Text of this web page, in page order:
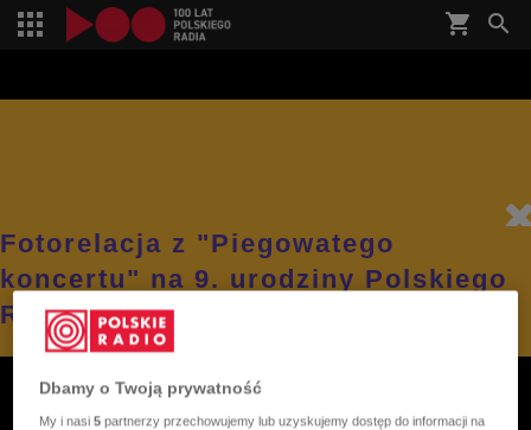
shopping_cart 

Fotorelacja z "Piegowatego
koncertu" na 9. urodziny Polskiego
Radia Dzieciom
Dbamy o Twoją prywatność
My i nasi5 partnerzy przechowujemy lub uzyskujemy dostęp do informacji na